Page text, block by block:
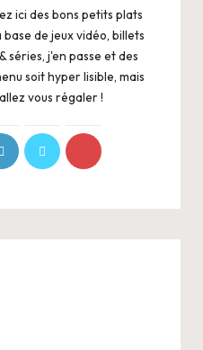
ici des bons petits plats
de jeux vidéo, billets
séries, j'en passe et des
soit hyper lisible, mais
vous régaler !